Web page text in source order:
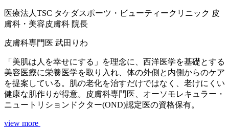
医療法人TSC タケダスポーツ・ビューティークリニック 皮
膚科・美容皮膚科 院長
皮膚科専門医 武田りわ
「美肌は人を幸せにする」を理念に、西洋医学を基礎とする
美容医療に栄養医学を取り入れ、体の外側と内側からのケア
を提案している。肌の老化を治すだけではなく、老けにくい
健康な肌作りが得意。皮膚科専門医、オーソモレキュラー・
ニュートリションドクター(OND)認定医の資格保有。
view more